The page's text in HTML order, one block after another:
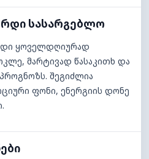
სასარგებლო
ყოველდღიურად
მარტივად წასაკითხ და
შეგიძლია
ფონი, ენერგიის დონე